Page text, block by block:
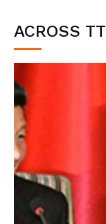
ACROSS TT